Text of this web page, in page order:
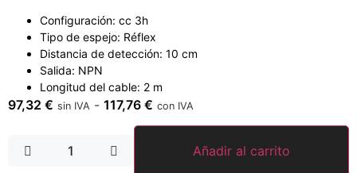
Configuración: cc 3h
Tipo de espejo: Réflex
Distancia de detección: 10 cm
Salida: NPN
Longitud del cable: 2 m
97,32 € sin IVA - 117,76 € con IVA
Añadir al carrito